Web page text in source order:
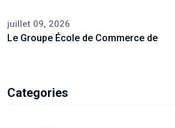
juillet 09, 2026
Le Groupe École de Commerce de
Categories